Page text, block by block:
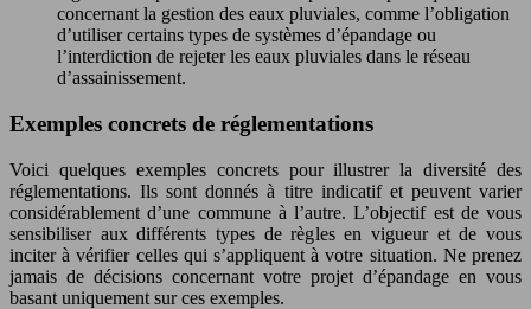
concernant la gestion des eaux pluviales, comme l’obligation
d’utiliser certains types de systèmes d’épandage ou
l’interdiction de rejeter les eaux pluviales dans le réseau
d’assainissement.
Exemples concrets de réglementations
Voici quelques exemples concrets pour illustrer la diversité des
réglementations. Ils sont donnés à titre indicatif et peuvent varier
considérablement d’une commune à l’autre. L’objectif est de vous
sensibiliser aux différents types de règles en vigueur et de vous
inciter à vérifier celles qui s’appliquent à votre situation. Ne prenez
jamais de décisions concernant votre projet d’épandage en vous
basant uniquement sur ces exemples.